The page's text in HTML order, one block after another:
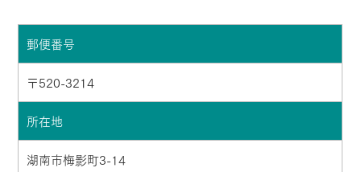
郵便番号
〒520-3214
所在地
湖南市梅影町3-14